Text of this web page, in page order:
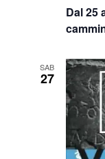
Dal 25
SAB
27